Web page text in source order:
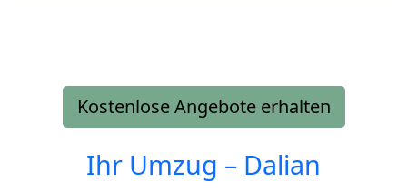
Kostenlose Angebote erhalten
Ihr Umzug – Dalian